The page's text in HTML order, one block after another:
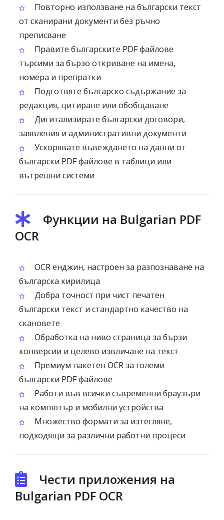
Повторно използване на български текст
от сканирани документи без ръчно
преписване
Правите българските PDF файлове
търсими за бързо откриване на имена,
номера и препратки
Подготвяте българско съдържание за
редакция, цитиране или обобщаване
Дигитализирате български договори,
заявления и административни документи
Ускорявате въвеждането на данни от
български PDF файлове в таблици или
вътрешни системи
Функции на Bulgarian PDF
OCR
OCR енджин, настроен за разпознаване на
българска кирилица
Добра точност при чист печатен
български текст и стандартно качество на
скановете
Обработка на ниво страница за бързи
конверсии и целево извличане на текст
Премиум пакетен OCR за големи
български PDF файлове
Работи във всички съвременни браузъри
на компютър и мобилни устройства
Множество формати за изтегляне,
подходящи за различни работни процеси
Чести приложения на
Bulgarian PDF OCR